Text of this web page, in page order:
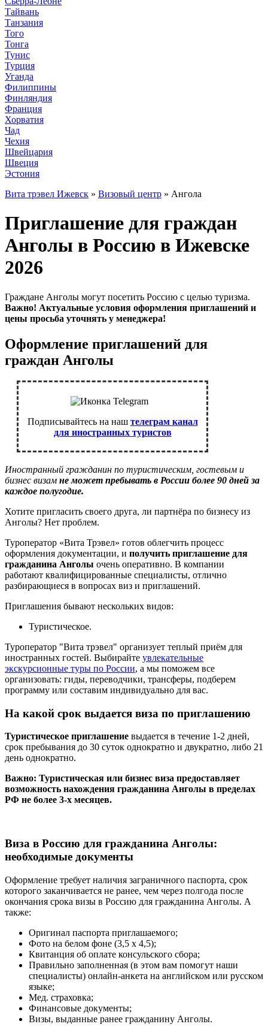
Тайвань
Танзания
Того
Тонга
Тунис
Турция
Уганда
Филиппины
Финляндия
Франция
Хорватия
Чад
Чехия
Швейцария
Швеция
Эстония
Вита трэвел Ижевск » Визовый центр » Ангола
Приглашение для граждан
Анголы в Россию в Ижевске
2026
Граждане Анголы могут посетить Россию с целью туризма.
Важно! Актуальные условия оформления приглашений и
цены просьба уточнять у менеджера!
Оформление приглашений для
граждан Анголы
Подписывайтесь на наш телеграм канал
для иностранных туристов
Иностранный гражданин по туристическим, гостевым и
бизнес визам не может пребывать в России более 90 дней за
каждое полугодие.
Хотите пригласить своего друга, ли партнёра по бизнесу из
Анголы? Нет проблем.
Туроператор «Вита Трэвел» готов облегчить процесс
оформления документации, и получить приглашение для
гражданина Анголы очень оперативно. В компании
работают квалифицированные специалисты, отлично
разбирающиеся в вопросах виз и приглашений.
Приглашения бывают нескольких видов:
Туристическое.
Туроператор "Вита трэвел" организует теплый приём для
иностранных гостей. Выбирайте увлекательные
экскурсионные туры по России, а мы поможем все
организовать: гиды, переводчики, трансферы, подберем
программу или составим индивидуально для вас.
На какой срок выдается виза по приглашению
Туристическое приглашение выдается в течение 1-2 дней,
срок пребывания до 30 суток однократно и двукратно, либо 21
день однократно.
Важно: Туристическая или бизнес виза предоставляет
возможность нахождения гражданина Анголы в пределах
РФ не более 3-х месяцев.
Виза в Россию для гражданина Анголы:
необходимые документы
Оформление требует наличия заграничного паспорта, срок
которого заканчивается не ранее, чем через полгода после
окончания срока визы в Россию для гражданина Анголы. А
также:
Оригинал паспорта приглашаемого;
Фото на белом фоне (3,5 х 4,5);
Квитанция об оплате консульского сбора;
Правильно заполненная (в этом вам помогут наши
специалисты) онлайн-анкета на английском или русском
языке;
Мед. страховка;
Финансовые документы;
Визы, выданные ранее гражданину Анголы.